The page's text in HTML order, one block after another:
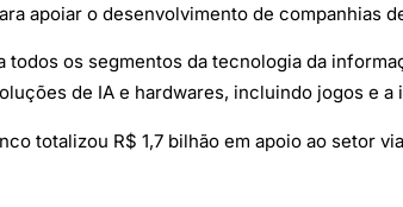
apoiar o desenvolvimento de companhias
os segmentos da tecnologia da
de IA e hardwares, incluindo jogos e a
totalizou R$ 1,7 bilhão em apoio ao setor